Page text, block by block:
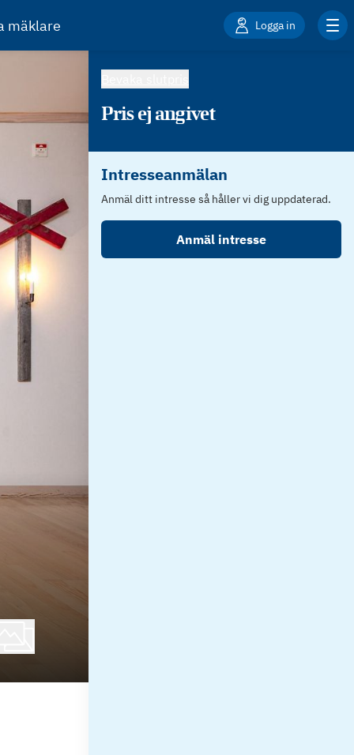
mäklare Logga in
Pris ej angivet
Intresseanmälan
Anmäl ditt intresse så håller vi dig uppdaterad.
Anmäl intresse